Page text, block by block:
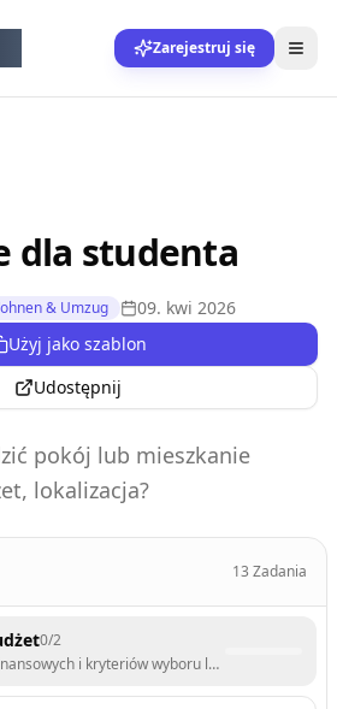
Zarejestruj się
dla studenta
& Umzug
09. kwi 2026
Użyj jako szablon
Udostępnij
pokój lub mieszkanie
lokalizacja?
13 Zadania
0/2
i kryteriów wyboru lokalizacji.